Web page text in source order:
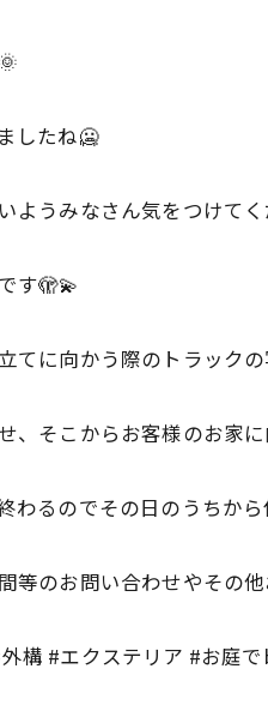
したね🥶
ようみなさん気をつけてく
す🫣💫
てに向かう際のトラック
、そこからお客様のお家
わるのでその日のうちから
等のお問い合わせやその
構 #エクステリア #お庭